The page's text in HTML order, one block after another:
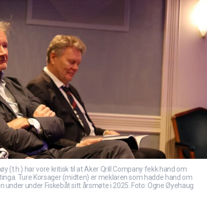
(t.h.) har vore kritisk til at Aker Qrill Company fekk hand om
Ture Korsager (midten) er meklaren som hadde hand om
under under Fiskebåt sitt årsmøte i 2025. Foto: Ogne Øyehaug